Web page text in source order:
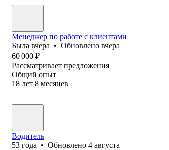
Менеджер по работе с клиентами
Была вчера • Обновлено вчера
60 000 ₽
Рассматривает предложения
Общий опыт
18 лет 8 месяцев
Водитель
53 года • Обновлено 4 августа